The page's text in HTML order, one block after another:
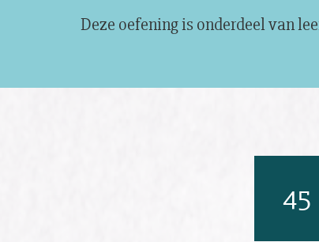
Deze oefening is onderdeel van
45